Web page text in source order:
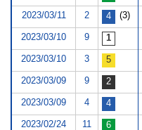
2023/03/11 2 (3)
2023/03/10 9
2023/03/10 3
2023/03/09 9
2023/03/09 4
2023/02/24 11